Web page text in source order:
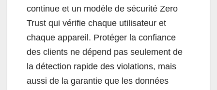
continue et un modèle de sécurité Zero
Trust qui vérifie chaque utilisateur et
chaque appareil. Protéger la confiance
des clients ne dépend pas seulement de
la détection rapide des violations, mais
aussi de la garantie que les données